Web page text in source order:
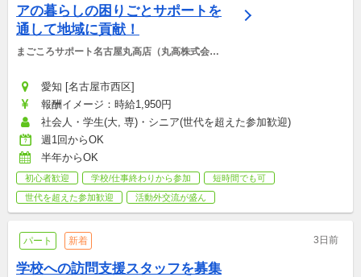
アの暮らしの困りごとサポートを
通して地域に貢献！
まごころサポート名古屋丸高店（丸高株式会
愛知 [名古屋市西区]
報酬イメージ：時給1,950円
社会人・学生(大, 専)・シニア(世代を超えた参加歓迎)
週1回からOK
半年からOK
初心者歓迎 学校/仕事終わりから参加
短時間でも可
世代を超えた参加歓迎
活動外交流が盛ん
パート 新着 3日前
学校への訪問支援スタッフを募集